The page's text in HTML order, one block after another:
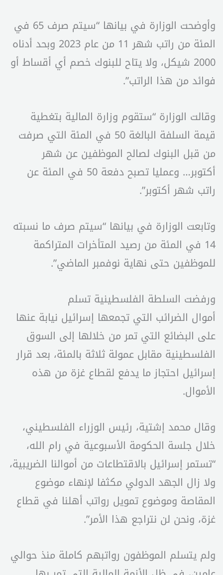
وأوضحت الوزارة في بيانها “سيتم صرف 65 في
المئة من راتب شهر 11 من عام 2023 وبحد أدناه
2000 شيكل، ولا يتاح للبنوك خصم أي أقساط أو
فوائد من هذا الراتب”.
وقالت الوزارة “ستقوم وزارة المالية بتغطية
قيمة السلفة البالغة 50 في المئة التي صرفت
من قبل البنوك لصالح الموظفين عن شهر
أكتوبر… وعمليا تصبح دفعة 50 في المئة عن
راتب شهر أكتوبر”.
وتابعت الوزارة في بيانها “سيتم صرف ما نسبته
14 في المئة من رصيد المتأخرات المتراكمة
للموظفين حتى نهاية نوفمبر الماضي”.
ورفضت السلطة الفلسطينية تسلم
أموال الضرائب التي تجمعها إسرائيل نيابة عنها
على البضائع التي تمر من خلالها إلى السوق
الفلسطينية مقابل عمولة ثلاثة بالمئة، بعد قرار
إسرائيل احتجاز ما يدفع لقطاع غزة من هذه
الأموال.
وقال محمد إشتية، رئيس الوزراء الفلسطيني،
خلال جلسة الحكومة الأسبوعية في رام الله،
“تستمر إسرائيل بالاقتطاعات من أموالنا الضريبية،
ولا زال الجهد الدولي مكثفا لإنهاء موضوع
المقاصة وموضوع تمويل رواتب أهلنا في قطاع
غزة، ونحن لن نتراجع هذا الأمر”.
ولم يتسلم الموظفون رواتبهم كاملة منذ حوالي